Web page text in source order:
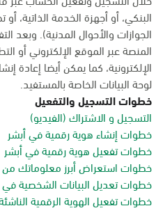
البنكي، أو أجهزة الخدمة
الجوازات والأحوال المدنية). وبعد
المنصة عبر الموقع الإلكتروني أو
الإلكترونية، كما يمكن أيضا إعادة
لوحة البيانات الخاصة بالمستفيد.
خطوات التسجيل والتفعيل
التسجيل و الاشتراك (الفيديو)
خطوات إنشاء هوية رقمية في أبشر
خطوات تفعيل هوية رقمية في أبشر
خطوات استعراض أبرز معلوماتك
خطوات تعديل البيانات الشخصية في
خطوات تفعيل الهوية الرقمية